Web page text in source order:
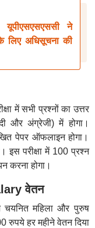
ने
लिए अधिसूचना की
में सभी प्रश्नों का उत्तर
और अंग्रेजी) में होगा।
पेपर ऑफलाइन होगा।
इस परीक्षा में 100 प्रश्न
करना होगा।
वेतन
चयनित महिला और पुरुष
हर महीने वेतन दिया